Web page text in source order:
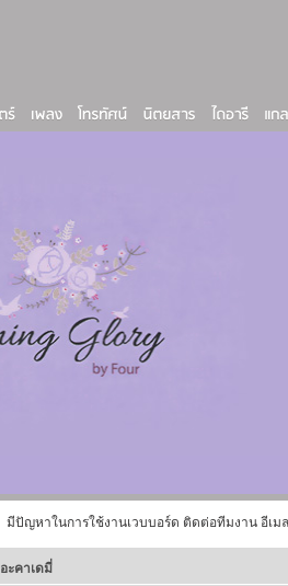
มีปัญหาในการใช้งานเวบบอร์ด ติดต่อทีมงาน อีเม
อะคาเดมี่